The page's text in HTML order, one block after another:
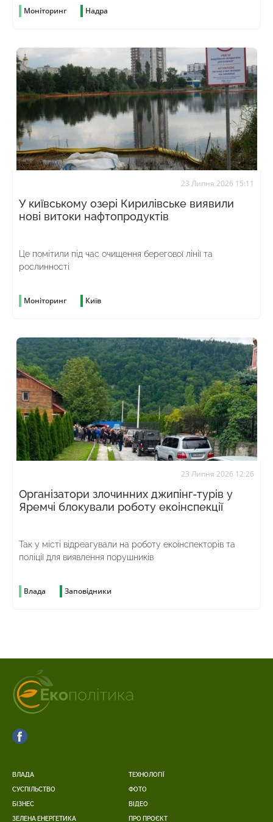
Моніторинг Надра
23 Липня 2026 15:11
У київському озері Кирилівське виявили
нові витоки нафтопродуктів
Це помітили під час очищення берегової лінії та
рослинності
Моніторинг Київ
23 Липня 2026 12:26
Організатори злочинних джипінг-турів у
Яремчі блокували роботу екоінспекції
Так у місті відреагували на роботу екоінспекторів та
поліції для виявлення порушників
Влада Заповідники
ВЛАДА
СУСПІЛЬСТВО
БІЗНЕС
ЗЕЛЕНА ЕНЕРГЕТИКА
ТЕХНОЛОГІЇ
ФОТО
ВІДЕО
ПРО ПРОЄКТ